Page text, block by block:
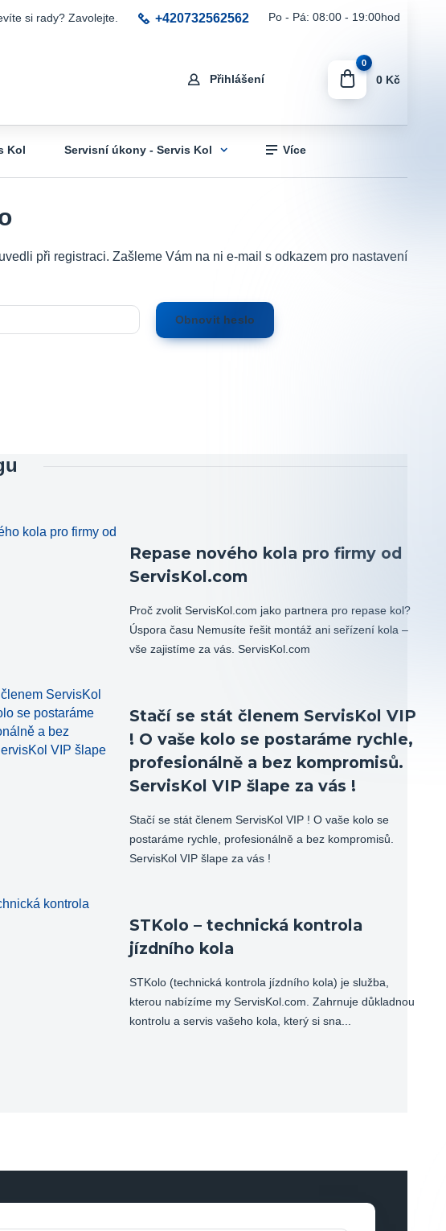
Přihlášení
si rady? Zavolejte. +420732562562 Po - Pá: 08:00 - 19:00hod
0
0 Kč
Kol Servisní úkony - Servis Kol Více
při registraci. Zašleme Vám na ni e-mail s odkazem pro nastavení
Obnovit heslo
Repase nového kola pro firmy od
ServisKol.com
Proč zvolit ServisKol.com jako partnera pro repase kol?
Úspora času Nemusíte řešit montáž ani seřízení kola –
vše zajistíme za vás. ServisKol.com
Stačí se stát členem ServisKol VIP
! O vaše kolo se postaráme rychle,
profesionálně a bez kompromisů.
ServisKol VIP šlape za vás !
Stačí se stát členem ServisKol VIP ! O vaše kolo se
postaráme rychle, profesionálně a bez kompromisů.
ServisKol VIP šlape za vás !
STKolo – technická kontrola
jízdního kola
STKolo (technická kontrola jízdního kola) je služba,
kterou nabízíme my ServisKol.com. Zahrnuje důkladnou
kontrolu a servis vašeho kola, který si sna...